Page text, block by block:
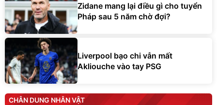
Zidane mang lại điều gì cho tuyển
Pháp sau 5 năm chờ đợi?
Liverpool bạo chi vẫn mất
Akliouche vào tay PSG
CHÂN DUNG NHÂN VẬT